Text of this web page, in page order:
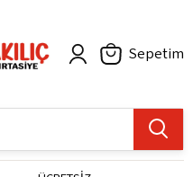
Sepetim